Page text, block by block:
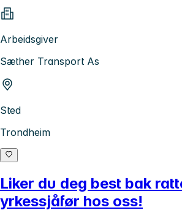
Arbeidsgiver
Sæther Transport As
Sted
Trondheim
Liker du deg best bak
yrkessjåfør hos oss!